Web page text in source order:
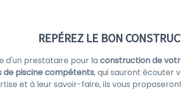
REPÉREZ LE BON
d'un prestataire pour la construction de
de piscine compétents, qui sauront écouter
et à leur savoir-faire, ils vous